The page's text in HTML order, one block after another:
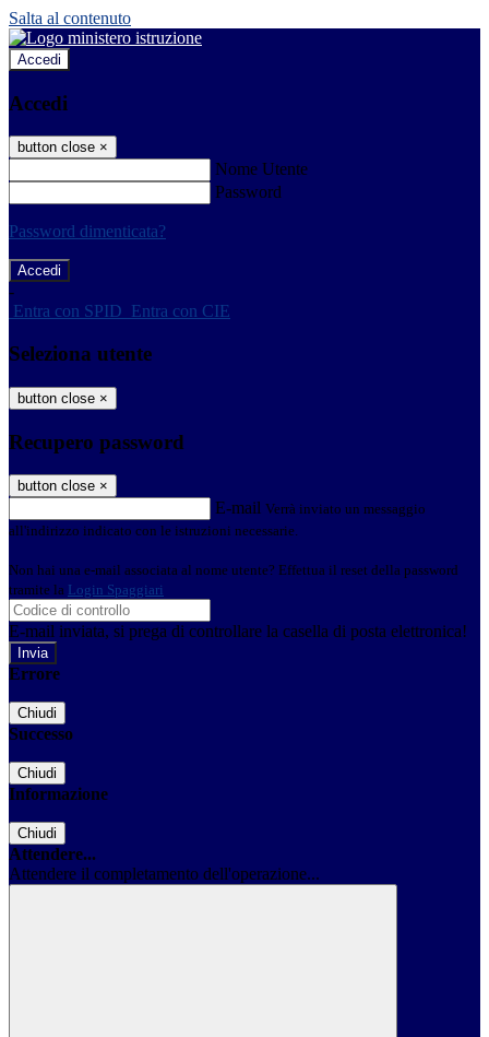
Salta al contenuto
Accedi
Accedi
button close ×
Nome Utente
Password
Password dimenticata?
-
Entra con SPID Entra con CIE
Seleziona utente
button close ×
Recupero password
button close ×
E-mail Verrà inviato un messaggio
all'indirizzo indicato con le istruzioni necessarie.
Non hai una e-mail associata al nome utente? Effettua il reset della password
tramite la Login Spaggiari
E-mail inviata, si prega di controllare la casella di posta elettronica!
Errore
Chiudi
Successo
Chiudi
Informazione
Chiudi
Attendere...
Attendere il completamento dell'operazione...